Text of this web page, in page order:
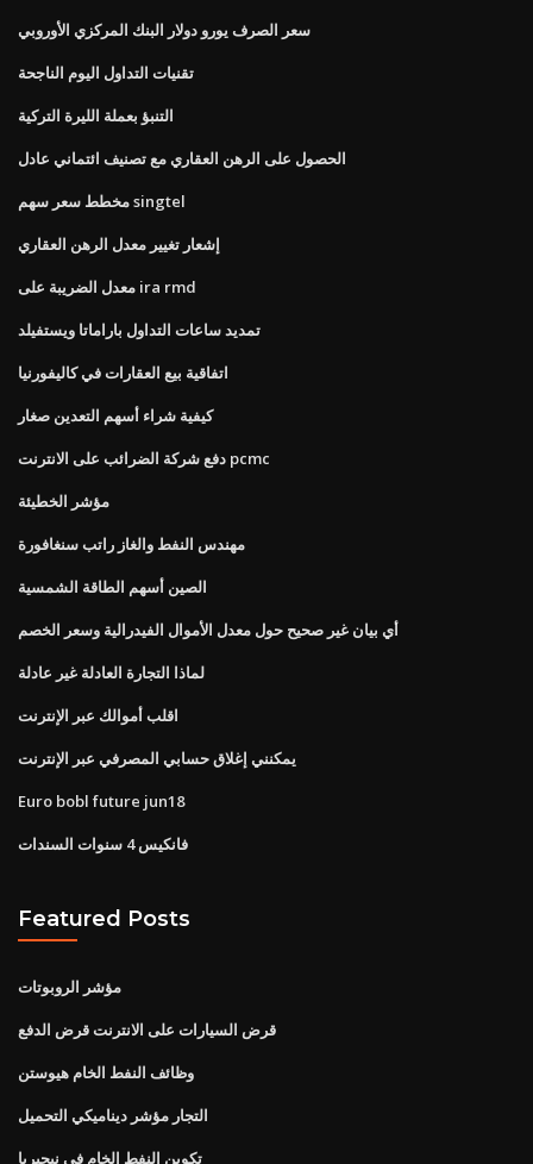
سعر الصرف يورو دولار البنك المركزي الأوروبي
تقنيات التداول اليوم الناجحة
التنبؤ بعملة الليرة التركية
الحصول على الرهن العقاري مع تصنيف ائتماني عادل
مخطط سعر سهم singtel
إشعار تغيير معدل الرهن العقاري
معدل الضريبة على ira rmd
تمديد ساعات التداول باراماتا ويستفيلد
اتفاقية بيع العقارات في كاليفورنيا
كيفية شراء أسهم التعدين صغار
دفع شركة الضرائب على الانترنت pcmc
مؤشر الخطيئة
مهندس النفط والغاز راتب سنغافورة
الصين أسهم الطاقة الشمسية
أي بيان غير صحيح حول معدل الأموال الفيدرالية وسعر الخصم
لماذا التجارة العادلة غير عادلة
اقلب أموالك عبر الإنترنت
يمكنني إغلاق حسابي المصرفي عبر الإنترنت
Euro bobl future jun18
فانكيس 4 سنوات السندات
Featured Posts
مؤشر الروبوتات
قرض السيارات على الانترنت قرض الدفع
وظائف النفط الخام هيوستن
التجار مؤشر ديناميكي التحميل
تكوين النفط الخام في نيجيريا